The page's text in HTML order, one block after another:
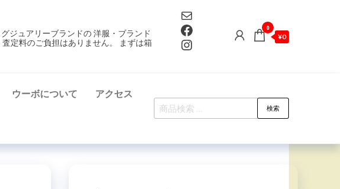
ジュアリーブランドの 洋服・ブランド
定料のご負担はありません。 まずは箱
Mail
Facebook
Instagram
0
¥0
ウーボについて アクセス
検
索
検索